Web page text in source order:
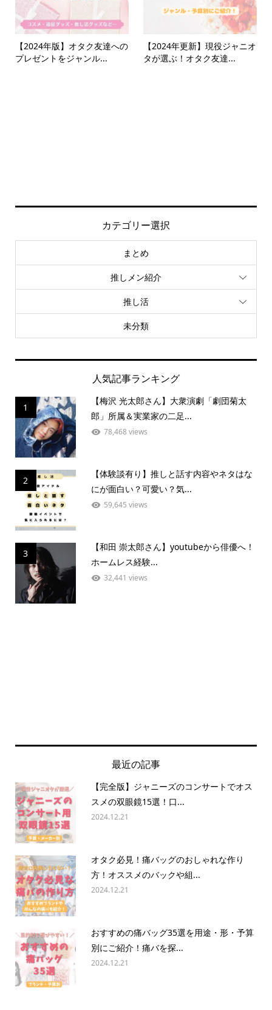
【2024年版】オタク友達への
プレゼントをジャンル...
【2024年更新】現役ジャニオ
タが選ぶ！オタク友達...
カテゴリー選択
まとめ
推しメン紹介
推し活
未分類
人気記事ランキング
1
【梅沢 光太郎さん】大衆演劇「劇団菊太
郎」所属＆実業家の二足...
78,468 views
2
【体験談有り】推しと話す内容やネタはな
にが面白い？可愛い？気...
59,645 views
3
【和田 崇太郎さん】youtubeから俳優へ！
ホームレス経験...
32,441 views
最近の記事
【完全版】ジャニーズのコンサートでオス
スメの双眼鏡15選！口...
2024.12.21
オタク必見！痛バッグのおしゃれな作り
方！オススメのバックや組...
2024.12.21
おすすめの痛バッグ35選を用途・形・予算
別にご紹介！痛バを探...
2024.12.21